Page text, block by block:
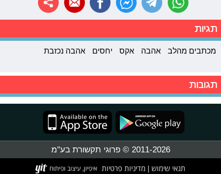
תגיות
מכתבים מהלב אהבה אקס יחסים אהבה נכזבת
תגובות
2011-2026 © פרוגי תקשורת בע"מ
תנאי שימוש מדיניות פרטיות